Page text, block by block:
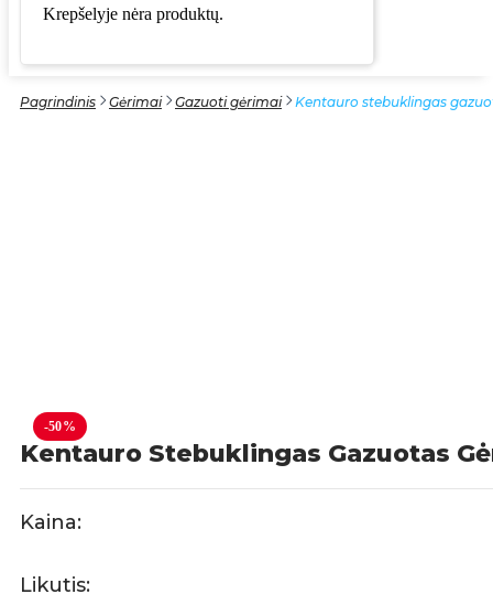
Krepšelyje nėra produktų.
Pagrindinis Gėrimai Gazuoti gėrimai Kentauro stebuklingas
-50%
Kentauro Stebuklingas Gazuotas
Kaina:
Likutis: